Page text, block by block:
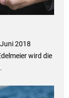
2018
wird die